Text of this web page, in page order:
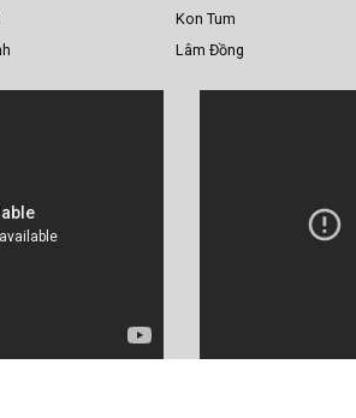
Kon Tum
Lâm Đồng